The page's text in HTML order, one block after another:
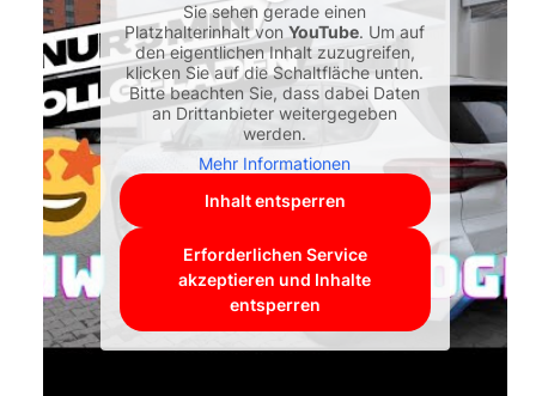
Sie sehen gerade einen
Platzhalterinhalt vonYouTube. Um auf
den eigentlichen Inhalt zuzugreifen,
klicken Sie auf die Schaltfläche unten.
Bitte beachten Sie, dass dabei Daten
an Drittanbieter weitergegeben
werden.
Mehr Informationen
Inhalt entsperren
Erforderlichen Service
akzeptieren und Inhalte
entsperren